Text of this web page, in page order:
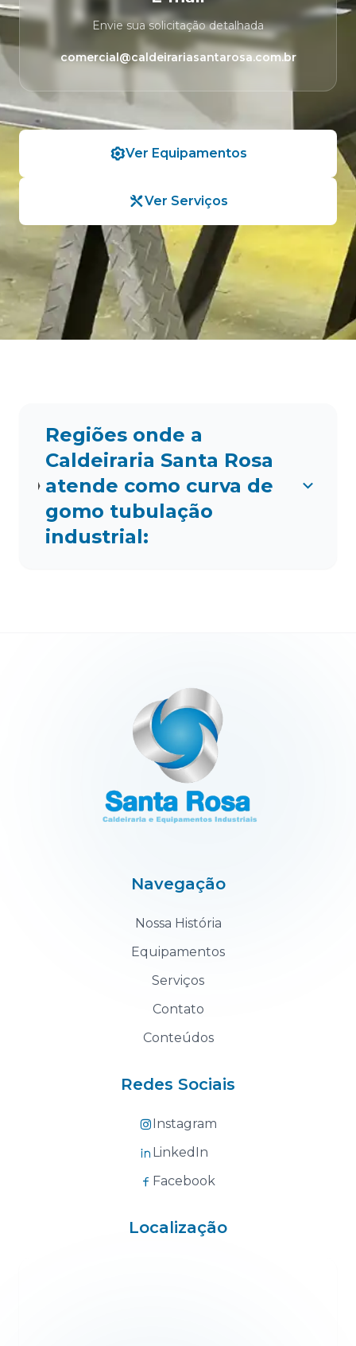
Envie sua solicitação detalhada
comercial@caldeirariasantarosa.com.br
Ver Equipamentos
Ver Serviços
Regiões onde a
Caldeiraria Santa Rosa
atende como curva de
gomo tubulação
industrial:
Navegação
Nossa História
Equipamentos
Serviços
Contato
Conteúdos
Redes Sociais
Instagram
LinkedIn
Facebook
Localização